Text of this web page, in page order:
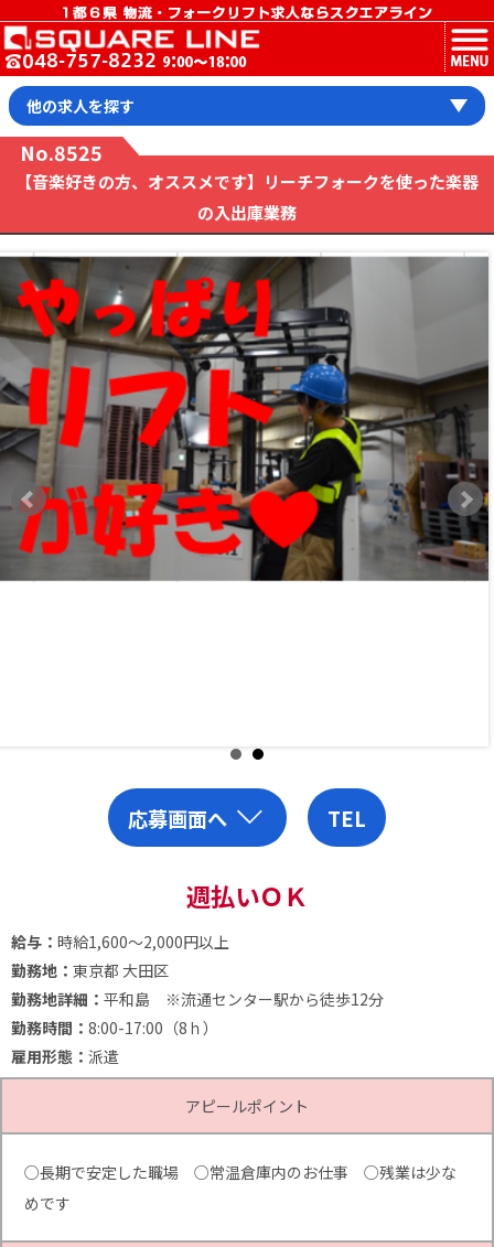
MENU
他の求人を探す
No.8525
【音楽好きの方、オススメです】リーチフォークを使った楽器
の入出庫業務
応募画面へ TEL
週払いＯＫ
給与： 時給1,600～2,000円以上
勤務地： 東京都 大田区
勤務地詳細： 平和島 ※流通センター駅から徒歩12分
勤務時間： 8:00-17:00（8ｈ）
雇用形態： 派遣
アピールポイント
○長期で安定した職場 ○常温倉庫内のお仕事 ○残業は少な
めです